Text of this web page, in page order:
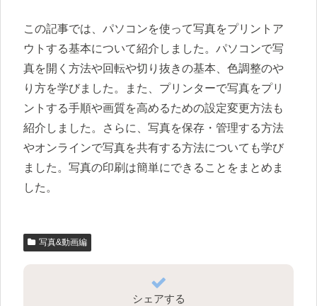
この記事では、パソコンを使って写真をプリントア
ウトする基本について紹介しました。パソコンで写
真を開く方法や回転や切り抜きの基本、色調整のや
り方を学びました。また、プリンターで写真をプリ
ントする手順や画質を高めるための設定変更方法も
紹介しました。さらに、写真を保存・管理する方法
やオンラインで写真を共有する方法についても学び
ました。写真の印刷は簡単にできることをまとめま
した。
写真&動画編
シェアする